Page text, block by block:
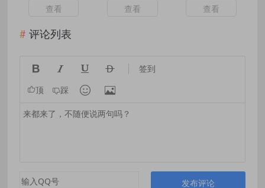
一款基于安卓虚拟
类工具
查看 查看
器
查看
评论列表
    签到
顶 踩  
发布评论